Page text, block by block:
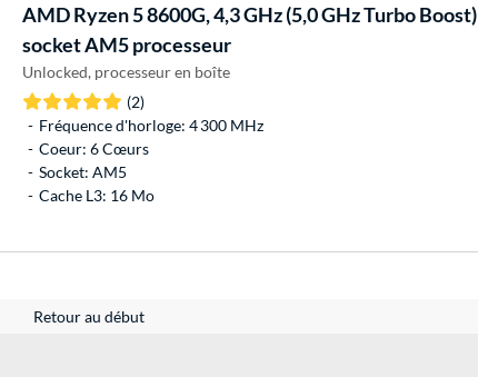
AMDRyzen 5 8600G, 4,3 GHz (5,0 GHz Turbo Boost)
socket AM5 processeur
Unlocked, processeur en boîte
(2)
Fréquence d'horloge: 4 300 MHz
Coeur: 6 Cœurs
Socket: AM5
Cache L3: 16 Mo
Retour au début